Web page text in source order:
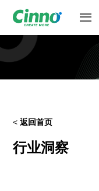
<返回首页
行业洞察